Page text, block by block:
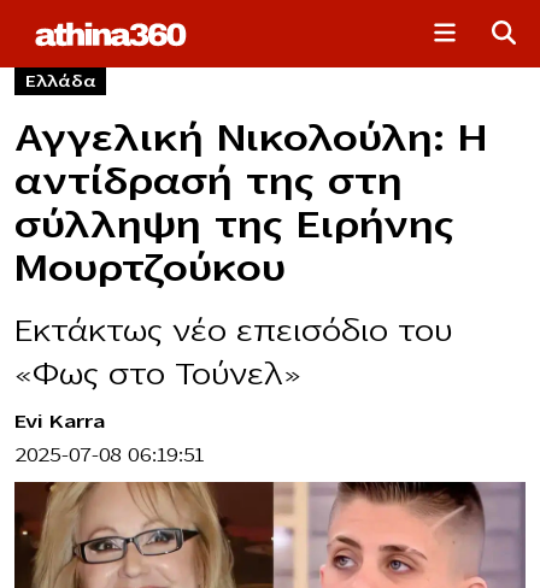
Ελλάδα
Αγγελική Νικολούλη: Η
αντίδρασή της στη
σύλληψη της Ειρήνης
Μουρτζούκου
Εκτάκτως νέο επεισόδιο του
«Φως στο Τούνελ»
Evi Karra
2025-07-08 06:19:51